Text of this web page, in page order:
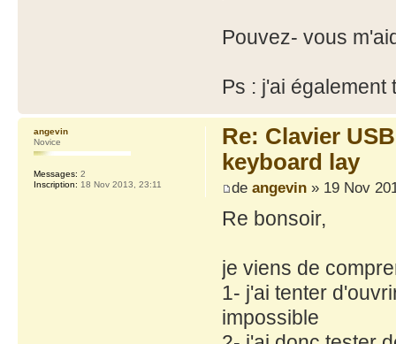
Pouvez- vous
Ps : j'ai
Re: Clavier
keyboard lay
de angevin» 19 Nov
Re bonsoir,
je viens de
1- j'ai tenter
impossible
angevin
Novice
Messages: 2
Inscription: 18 Nov 2013, 23:11